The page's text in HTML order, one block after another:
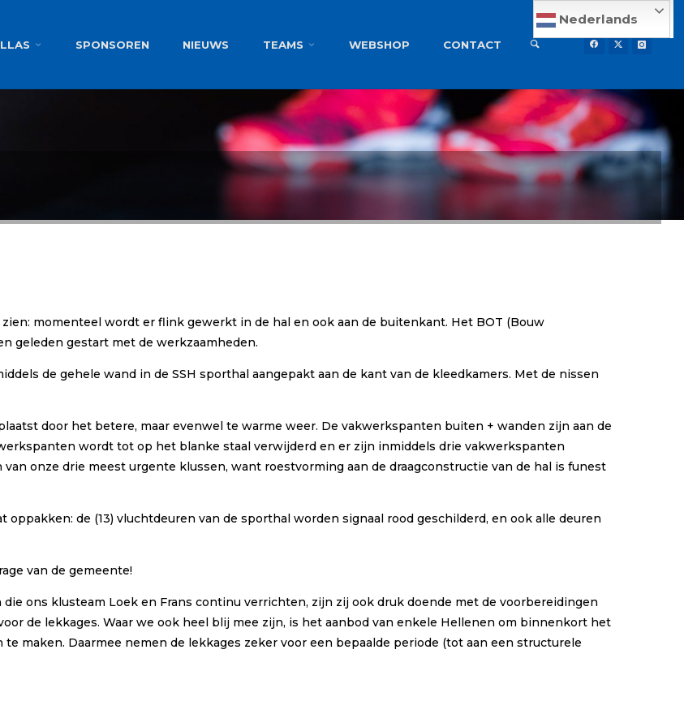
SPONSOREN NIEUWS TEAMS WEBSHOP CONTACT
Nederlands
momenteel wordt er flink gewerkt in de hal en ook aan de buitenkant. Het BOT (Bouw
geleden gestart met de werkzaamheden.
de gehele wand in de SSH sporthal aangepakt aan de kant van de kleedkamers. Met de nissen
door het betere, maar evenwel te warme weer. De vakwerkspanten buiten + wanden zijn aan de
wordt tot op het blanke staal verwijderd en er zijn inmiddels drie vakwerkspanten
onze drie meest urgente klussen, want roestvorming aan de draagconstructie van de hal is funest
oppakken: de (13) vluchtdeuren van de sporthal worden signaal rood geschilderd, en ook alle deuren
van de gemeente!
ons klusteam Loek en Frans continu verrichten, zijn zij ook druk doende met de voorbereidingen
de lekkages. Waar we ook heel blij mee zijn, is het aanbod van enkele Hellenen om binnenkort het
maken. Daarmee nemen de lekkages zeker voor een bepaalde periode (tot aan een structurele